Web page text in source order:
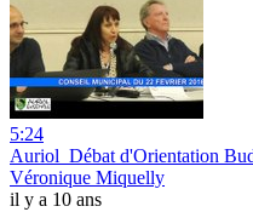
5:24
Auriol_Débat d'Orientation
Véronique Miquelly
il y a 10 ans